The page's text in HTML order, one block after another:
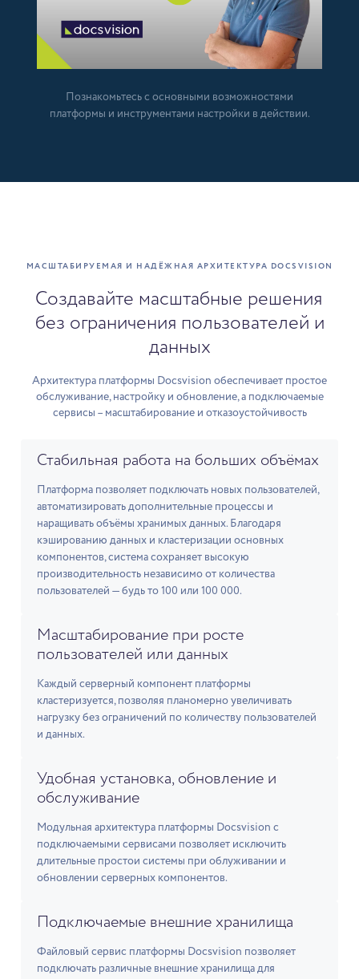
Познакомьтесь с основными возможностями
платформы и инструментами настройки в действии.
МАСШТАБИРУЕМАЯ И НАДЁЖНАЯ АРХИТЕКТУРА DOCSVISION
Создавайте масштабные решения
без ограничения пользователей и
данных
Архитектура платформы Docsvision обеспечивает простое
обслуживание, настройку и обновление, а подключаемые
сервисы – масштабирование и отказоустойчивость
Стабильная работа на больших объёмах
Платформа позволяет подключать новых пользователей,
автоматизировать дополнительные процессы и
наращивать объёмы хранимых данных. Благодаря
кэшированию данных и кластеризации основных
компонентов, система сохраняет высокую
производительность независимо от количества
пользователей — будь то 100 или 100 000.
Масштабирование при росте
пользователей или данных
Каждый серверный компонент платформы
кластеризуется, позволяя планомерно увеличивать
нагрузку без ограничений по количеству пользователей
и данных.
Удобная установка, обновление и
обслуживание
Модульная архитектура платформы Docsvision с
подключаемыми сервисами позволяет исключить
длительные простои системы при облуживании и
обновлении серверных компонентов.
Подключаемые внешние хранилища
Файловый сервис платформы Docsvision позволяет
подключать различные внешние хранилища для